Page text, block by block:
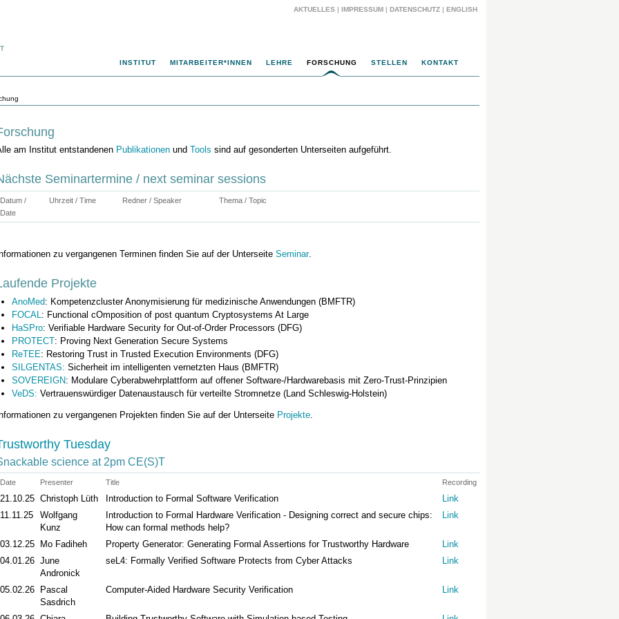
AKTUELLES | IMPRESSUM | DATENSCHUTZ | ENGLISH
INSTITUT MITARBEITER*INNEN LEHRE FORSCHUNG STELLEN KONTAKT
am Institut entstandenen Publikationen und Tools sind auf gesonderten Unterseiten aufgeführt.
Seminartermine / next seminar sessions
Datum /
Date
Uhrzeit / Time Redner / Speaker Thema / Topic
zu vergangenen Terminen finden Sie auf der Unterseite Seminar.
Projekte
AnoMed: Kompetenzcluster Anonymisierung für medizinische Anwendungen (BMFTR)
FOCAL: Functional cOmposition of post quantum Cryptosystems At Large
HaSPro: Verifiable Hardware Security for Out-of-Order Processors (DFG)
PROTECT: Proving Next Generation Secure Systems
ReTEE: Restoring Trust in Trusted Execution Environments (DFG)
SILGENTAS: Sicherheit im intelligenten vernetzten Haus (BMFTR)
SOVEREIGN: Modulare Cyberabwehrplattform auf offener Software-/Hardwarebasis mit Zero-Trust-Prinzipien
VeDS: Vertrauenswürdiger Datenaustausch für verteilte Stromnetze (Land Schleswig-Holstein)
zu vergangenen Projekten finden Sie auf der Unterseite Projekte.
Tuesday
science at 2pm CE(S)T
Date Presenter Title Recording
21.10.25 Christoph Lüth Introduction to Formal Software Verification
Link
11.11.25
Wolfgang
Kunz
Introduction to Formal Hardware Verification - Designing correct and secure chips:
How can formal methods help?
Link
03.12.25 Mo Fadiheh Property Generator: Generating Formal Assertions for Trustworthy Hardware
Link
04.01.26 June
Andronick
seL4: Formally Verified Software Protects from Cyber Attacks Link
05.02.26
Pascal
Sasdrich
Computer-Aided Hardware Security Verification Link